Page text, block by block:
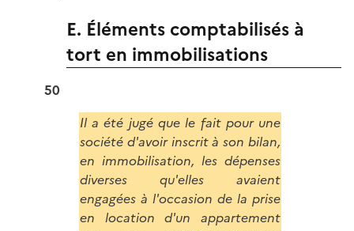
E. Éléments comptabilisés à
tort en immobilisations
50
Il a été jugé que le fait pour une
société d'avoir inscrit à son bilan,
en immobilisation, les dépenses
diverses qu'elles avaient
engagées à l'occasion de la prise
en location d'un appartement